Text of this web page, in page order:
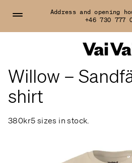
Address and opening
+46 730 777
Willow –
shirt
380kr5 sizes in stock.